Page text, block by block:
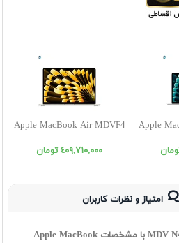
Apple MacBook Air MDVF4
٤٠٩,٧١٠,٠٠٠ تومان
Apple
امتیاز و نظرات کاربران
لپ تاپ اپل مدل مک بوک ایر MDV N4 با مشخصات Apple MacBook